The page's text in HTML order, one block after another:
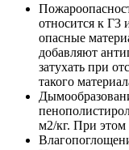
относится к Г3
опасные
добавляют
затухать при
такого
м2/кг. При